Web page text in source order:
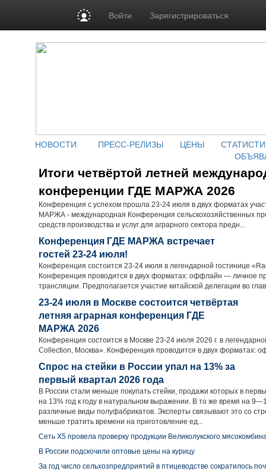
Войти Зарегистрироваться
НОВОСТИ ПРЕСС-РЕЛИЗЫ ЦЕНЫ
Итоги четвёртой летней
конференции ГДЕ МАРЖА 2026
Конференция с успехом прошла 23-24 июля в двух форматах
МАРЖА - международная Конференция сельскохозяйственных
средств производства и услуг для аграрного сектора предн...
Конференция ГДЕ МАРЖА встречает
гостей 23-24 июля!
Конференция состоится 23-24 июля в легендарной гостинице
Конференция проводится в двух форматах: оффлайн — личное
трансляции. Предполагается участие китайской делегации во
23-24 июля в Москве состоится четвёртая
летняя аграрная конференция ГДЕ
МАРЖА 2026
Конференция состоится в Москве 23-24 июля 2026 г. в
Collection, Москва». Конференция проводится в двух форматах:
Спрос на стейки в России упал на 13% за
первый квартал 2026 года
В России стали меньше покупать стейки, продажи которых в
на 13% год к году в натуральном выражении. В то же время на
различные виды полуфабрикатов. Эксперты связывают это со
меньше тратить времени на приготовление ед...
Сеть X5 провела проверку продукции Великолукского
В России подскочили оптовые цены на курицу
За год число сельхозпредприятий в птицеводстве сократилось